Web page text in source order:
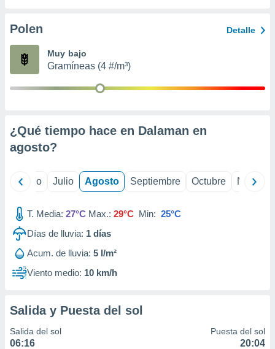
e
mediante
de
1199
Polen Detalle
Muy bajo
Gramíneas (4 #/m³)
¿Qué tiempo hace en Dalaman en
agosto?
Junio Julio Agosto Septiembre Octubre
T. Media: 27°C Max.: 29°C Min: 25°C
Días de lluvia: 1 días
Acum. de lluvia: 5 l/m²
Viento medio: 10 km/h
Salida y Puesta del sol
Salida del sol
06:16
Puesta del sol
20:04